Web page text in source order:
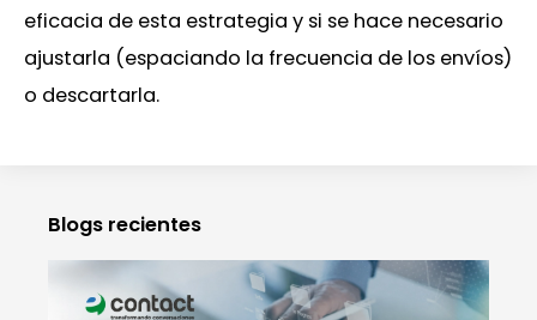
eficacia de esta estrategia y si se hace necesario
ajustarla (espaciando la frecuencia de los envíos)
o descartarla.
Blogs recientes